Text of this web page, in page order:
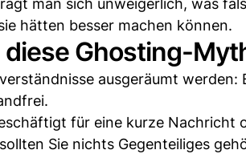
man sich unweigerlich, was
hätten besser machen können.
diese Ghosting-
ausgeräumt
für eine kurze Nachricht
Sie nichts Gegenteiliges